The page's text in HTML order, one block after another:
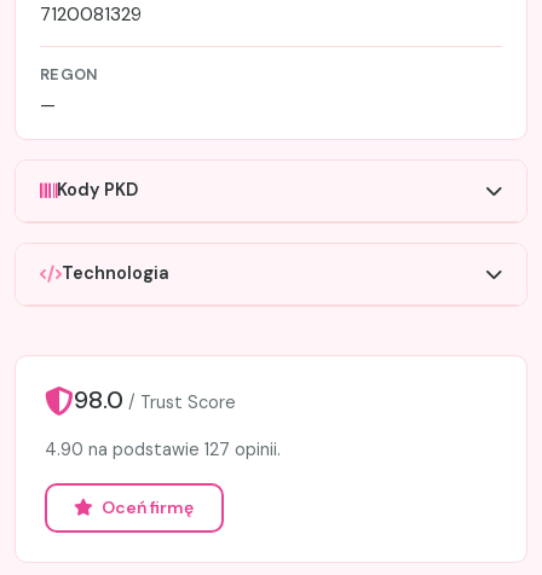
7120081329
REGON
—
Kody PKD
Technologia
98.0 / Trust Score
4.90 na podstawie 127 opinii.
Oceń firmę